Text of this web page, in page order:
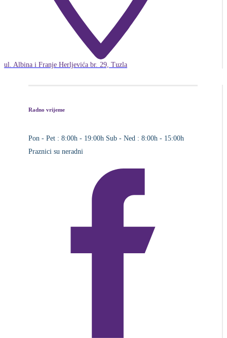
ul. Albina i Franje Herljevića br. 29, Tuzla
Radno vrijeme
Pon - Pet : 8:00h - 19:00h Sub - Ned : 8:00h - 15:00h
Praznici su neradni